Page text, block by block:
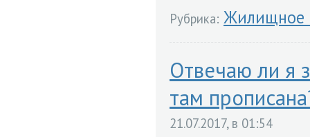
Рубрика: Жилищное
Отвечаю ли я
там
21.07.2017, в 01:54